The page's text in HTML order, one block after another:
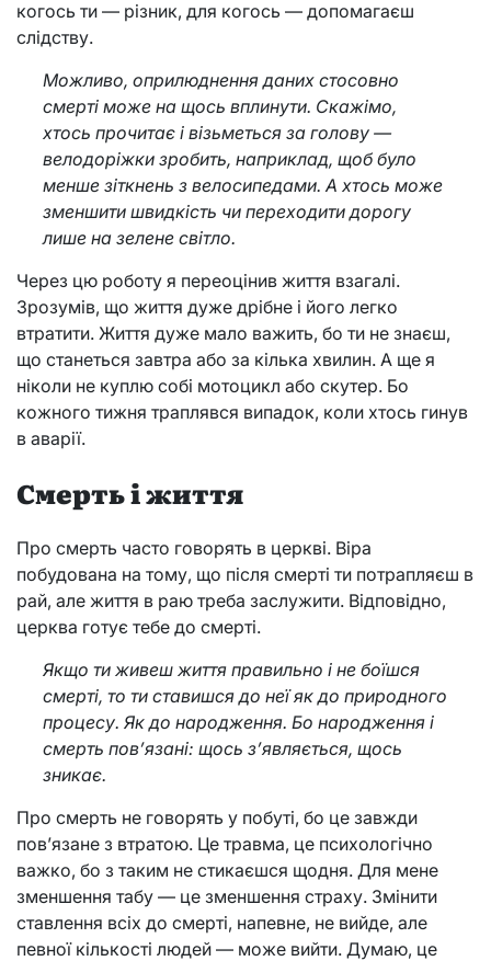
когось ти — різник, для когось — допомагаєш
слідству.
Можливо, оприлюднення даних стосовно
смерті може на щось вплинути. Скажімо,
хтось прочитає і візьметься за голову —
велодоріжки зробить, наприклад, щоб було
менше зіткнень з велосипедами. А хтось може
зменшити швидкість чи переходити дорогу
лише на зелене світло.
Через цю роботу я переоцінив життя взагалі.
Зрозумів, що життя дуже дрібне і його легко
втратити. Життя дуже мало важить, бо ти не знаєш,
що станеться завтра або за кілька хвилин. А ще я
ніколи не куплю собі мотоцикл або скутер. Бо
кожного тижня траплявся випадок, коли хтось гинув
в аварії.
Смерть і життя
Про смерть часто говорять в церкві. Віра
побудована на тому, що після смерті ти потрапляєш в
рай, але життя в раю треба заслужити. Відповідно,
церква готує тебе до смерті.
Якщо ти живеш життя правильно і не боїшся
смерті, то ти ставишся до неї як до природного
процесу. Як до народження. Бо народження і
смерть пов’язані: щось з’являється, щось
зникає.
Про смерть не говорять у побуті, бо це завжди
пов’язане з втратою. Це травма, це психологічно
важко, бо з таким не стикаєшся щодня. Для мене
зменшення табу — це зменшення страху. Змінити
ставлення всіх до смерті, напевне, не вийде, але
певної кількості людей — може вийти. Думаю, це